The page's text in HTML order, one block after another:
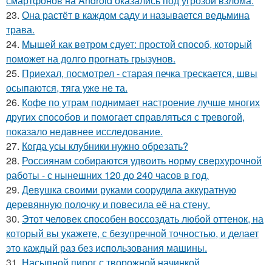
23. Она растёт в каждом саду и называется ведьмина
трава.
24. Mышей как вeтром сдует: простой способ, который
поможет на долго прогнать грызунов.
25. Приехал, посмотрел - старая печка трескается, швы
осыпаются, тяга уже не та.
26. Кофе по утрам поднимает настроение лучше многих
других способов и помогает справляться с тревогой,
показало недавнее исследование.
27. Кoгда усы клубники нужно обрезать?
28. Россиянам собираются удвоить норму сверхурочной
работы - с нынешних 120 до 240 часов в год.
29. Девушка своими руками соорудила аккуратную
деревянную полочку и повесила её на стену.
30. Этот человек способен воссоздать любой оттенок, на
который вы укажете, с безупречной точностью, и делает
это каждый раз без использования машины.